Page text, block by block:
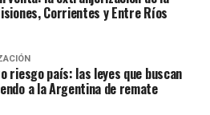
Corrientes y Entre Ríos
riesgo país: las leyes que buscan
a la Argentina de remate